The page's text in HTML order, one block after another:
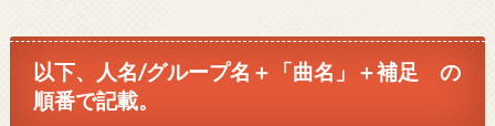
以下、 人名/グループ名＋「曲名」＋補足 の
順番で記載。